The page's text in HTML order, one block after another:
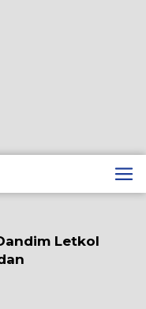
Letkol